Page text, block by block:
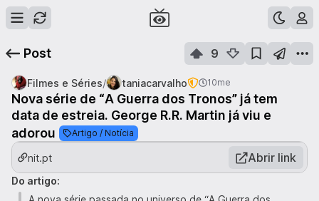
Post 9
Filmes e Séries/ taniacarvalho 10me
Nova série de “A Guerra dos Tronos” já tem
data de estreia. George R.R. Martin já viu e
adorou
Artigo / Notícia
nit.pt Abrir link
Do artigo: